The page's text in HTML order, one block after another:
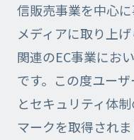
信販売事業を中心に
メディアに取り上
関連のEC事業にお
です。この度ユー
とセキュリティ体
マークを取得されま